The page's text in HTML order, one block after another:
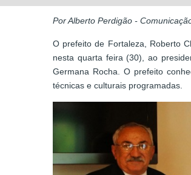
Por Alberto Perdigão -
O prefeito de Fortaleza, Roberto
nesta quarta feira (30), ao
Germana Rocha. O prefeito
técnicas e culturais programadas.